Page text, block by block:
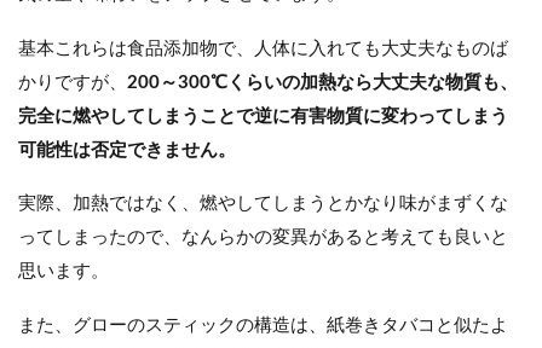
基本これらは食品添加物で、人体に入れても大丈夫なものば
かりですが、 200～300℃くらいの加熱なら大丈夫な物質も、
完全に燃やしてしまうことで逆に有害物質に変わってしまう
可能性は否定できません。
実際、加熱ではなく、燃やしてしまうとかなり味がまずくな
ってしまったので、なんらかの変異があると考えても良いと
思います。
また、グローのスティックの構造は、紙巻きタバコと似たよ